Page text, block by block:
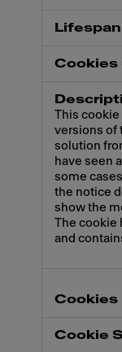
This
versions of
solution
have seen
some
the notice
show the
The cookie
and